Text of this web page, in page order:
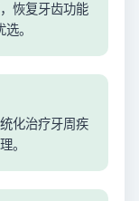
恢复牙齿功能
。
化治疗牙周疾
。